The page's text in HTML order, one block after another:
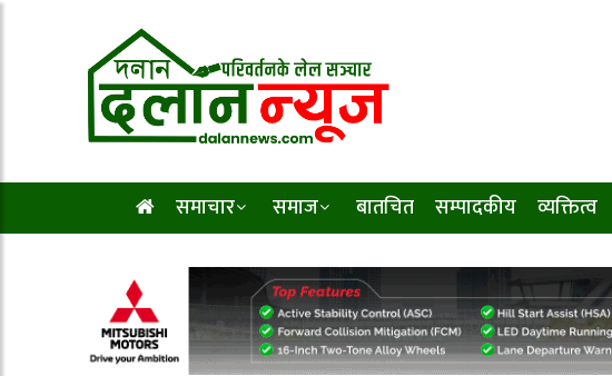
समाचार समाज बातचित सम्पादकीय व्यक्तित्व